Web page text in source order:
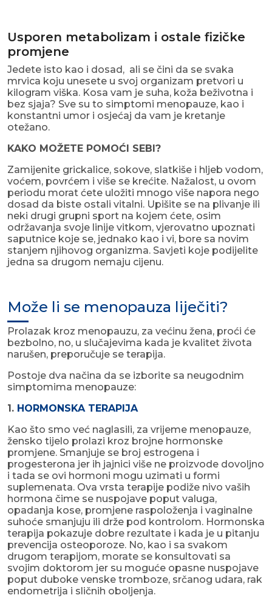
Usporen metabolizam i ostale fizičke
promjene
Jedete isto kao i dosad, ali se čini da se svaka
mrvica koju unesete u svoj organizam pretvori u
kilogram viška. Kosa vam je suha, koža beživotna i
bez sjaja? Sve su to simptomi menopauze, kao i
konstantni umor i osjećaj da vam je kretanje
otežano.
KAKO MOŽETE POMOĆI SEBI?
Zamijenite grickalice, sokove, slatkiše i hljeb vodom,
voćem, povrćem i više se krećite. Nažalost, u ovom
periodu morat ćete uložiti mnogo više napora nego
dosad da biste ostali vitalni. Upišite se na plivanje ili
neki drugi grupni sport na kojem ćete, osim
održavanja svoje linije vitkom, vjerovatno upoznati
saputnice koje se, jednako kao i vi, bore sa novim
stanjem njihovog organizma. Savjeti koje podijelite
jedna sa drugom nemaju cijenu.
Može li se menopauza liječiti?
Prolazak kroz menopauzu, za većinu žena, proći će
bezbolno, no, u slučajevima kada je kvalitet života
narušen, preporučuje se terapija.
Postoje dva načina da se izborite sa neugodnim
simptomima menopauze:
1. HORMONSKA TERAPIJA
Kao što smo već naglasili, za vrijeme menopauze,
žensko tijelo prolazi kroz brojne hormonske
promjene. Smanjuje se broj estrogena i
progesterona jer ih jajnici više ne proizvode dovoljno
i tada se ovi hormoni mogu uzimati u formi
suplemenata. Ova vrsta terapije podiže nivo vaših
hormona čime se nuspojave poput valuga,
opadanja kose, promjene raspoloženja i vaginalne
suhoće smanjuju ili drže pod kontrolom. Hormonska
terapija pokazuje dobre rezultate i kada je u pitanju
prevencija osteoporoze. No, kao i sa svakom
drugom terapijom, morate se konsultovati sa
svojim doktorom jer su moguće opasne nuspojave
poput duboke venske tromboze, srčanog udara, rak
endometrija i sličnih oboljenja.